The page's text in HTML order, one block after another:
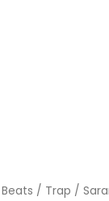
Beats / Trap /